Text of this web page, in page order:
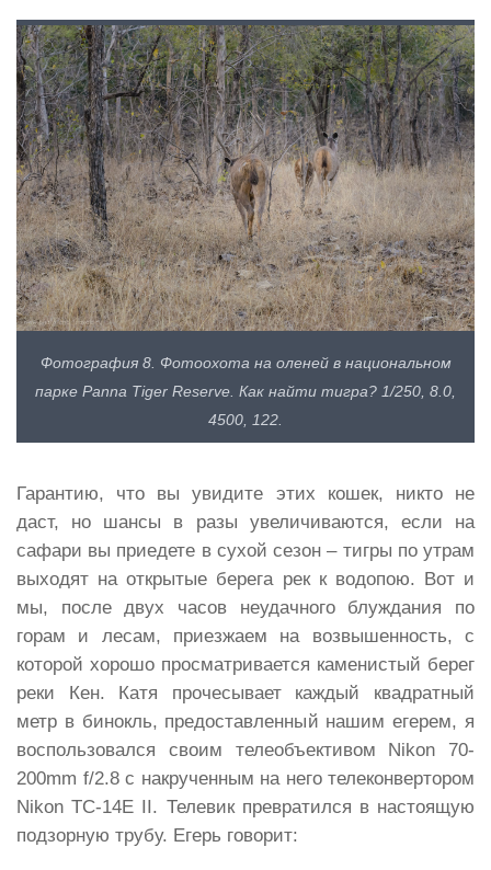
Фотография 8. Фотоохота на оленей в национальном
парке Panna Tiger Reserve. Как найти тигра? 1/250, 8.0,
4500, 122.
Гарантию, что вы увидите этих кошек, никто не
даст, но шансы в разы увеличиваются, если на
сафари вы приедете в сухой сезон – тигры по утрам
выходят на открытые берега рек к водопою. Вот и
мы, после двух часов неудачного блуждания по
горам и лесам, приезжаем на возвышенность, с
которой хорошо просматривается каменистый берег
реки Кен. Катя прочесывает каждый квадратный
метр в бинокль, предоставленный нашим егерем, я
воспользовался своим телеобъективом Nikon 70-
200mm f/2.8 с накрученным на него телеконвертором
Nikon TC-14E II. Телевик превратился в настоящую
подзорную трубу. Егерь говорит: